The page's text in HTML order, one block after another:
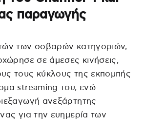
παραγωγής
των σοβαρών κατηγοριών,
σε άμεσες κινήσεις,
τους κύκλους της εκπομπής
streaming του, ενώ
ανεξάρτητης
για την ευημερία των